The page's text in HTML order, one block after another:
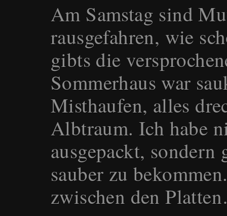
Am Samstag sind
rausgefahren, wie
gibts die
Sommerhaus war
Misthaufen, alles
Albtraum. Ich habe
ausgepackt, sondern
sauber zu
zwischen den